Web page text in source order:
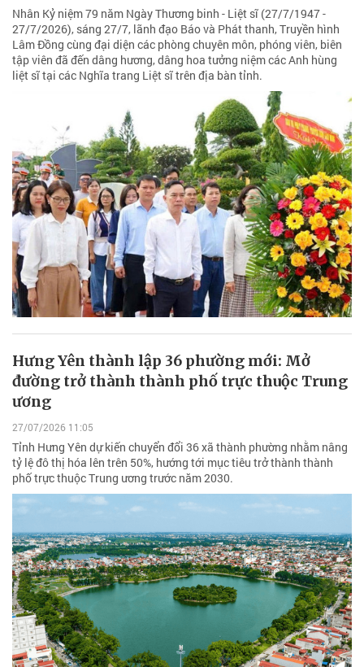
Nhân Kỷ niệm 79 năm Ngày Thương binh - Liệt sĩ (27/7/1947 -
27/7/2026), sáng 27/7, lãnh đạo Báo và Phát thanh, Truyền hình
Lâm Đồng cùng đại diện các phòng chuyên môn, phóng viên, biên
tập viên đã đến dâng hương, dâng hoa tưởng niệm các Anh hùng
liệt sĩ tại các Nghĩa trang Liệt sĩ trên địa bàn tỉnh.
Hưng Yên thành lập 36 phường mới: Mở
đường trở thành thành phố trực thuộc Trung
ương
27/07/2026 11:05
Tỉnh Hưng Yên dự kiến chuyển đổi 36 xã thành phường nhằm nâng
tỷ lệ đô thị hóa lên trên 50%, hướng tới mục tiêu trở thành thành
phố trực thuộc Trung ương trước năm 2030.